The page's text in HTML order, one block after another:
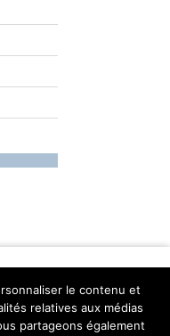
le contenu et
relatives aux médias
partageons également